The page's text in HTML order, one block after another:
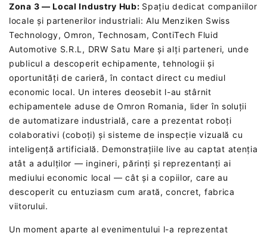
Zona 3 — Local Industry Hub: Spațiu dedicat companiilor
locale și partenerilor industriali: Alu Menziken Swiss
Technology, Omron, Technosam, ContiTech Fluid
Automotive S.R.L, DRW Satu Mare și alți parteneri, unde
publicul a descoperit echipamente, tehnologii și
oportunități de carieră, în contact direct cu mediul
economic local. Un interes deosebit l-au stârnit
echipamentele aduse de Omron Romania, lider în soluții
de automatizare industrială, care a prezentat roboți
colaborativi (coboți) și sisteme de inspecție vizuală cu
inteligență artificială. Demonstrațiile live au captat atenția
atât a adulților — ingineri, părinți și reprezentanți ai
mediului economic local — cât și a copiilor, care au
descoperit cu entuziasm cum arată, concret, fabrica
viitorului.
Un moment aparte al evenimentului l-a reprezentat